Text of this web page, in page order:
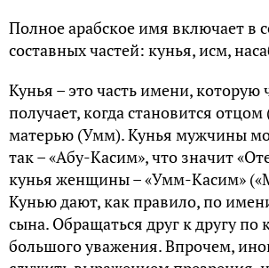
Полное арабское имя включает в
составных частей: кунья, исм,
Кунья – это часть имени, которую
получает, когда становится
матерью (Умм). Кунья мужчины
так – «Абу-Касим», что значит
кунья женщины – «Умм-Касим»
Кунью дают, как правило, по
сына. Обращаться друг к другу по
большого уважения. Впрочем,